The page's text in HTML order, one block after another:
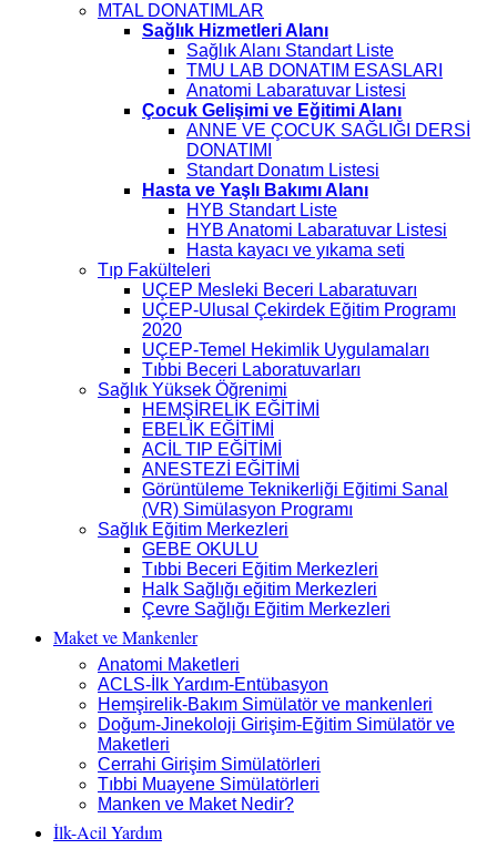
MTAL DONATIMLAR
Sağlık Hizmetleri Alanı
Sağlık Alanı Standart Liste
TMU LAB DONATIM ESASLARI
Anatomi Labaratuvar Listesi
Çocuk Gelişimi ve Eğitimi Alanı
ANNE VE ÇOCUK SAĞLIĞI DERSİ
DONATIMI
Standart Donatım Listesi
Hasta ve Yaşlı Bakımı Alanı
HYB Standart Liste
HYB Anatomi Labaratuvar Listesi
Hasta kayacı ve yıkama seti
Tıp Fakülteleri
UÇEP Mesleki Beceri Labaratuvarı
UÇEP-Ulusal Çekirdek Eğitim Programı
2020
UÇEP-Temel Hekimlik Uygulamaları
Tıbbi Beceri Laboratuvarları
Sağlık Yüksek Öğrenimi
HEMŞİRELİK EĞİTİMİ
EBELİK EĞİTİMİ
ACİL TIP EĞİTİMİ
ANESTEZİ EĞİTİMİ
Görüntüleme Teknikerliği Eğitimi Sanal
(VR) Simülasyon Programı
Sağlık Eğitim Merkezleri
GEBE OKULU
Tıbbi Beceri Eğitim Merkezleri
Halk Sağlığı eğitim Merkezleri
Çevre Sağlığı Eğitim Merkezleri
Maket ve Mankenler
Anatomi Maketleri
ACLS-İlk Yardım-Entübasyon
Hemşirelik-Bakım Simülatör ve mankenleri
Doğum-Jinekoloji Girişim-Eğitim Simülatör ve
Maketleri
Cerrahi Girişim Simülatörleri
Tıbbi Muayene Simülatörleri
Manken ve Maket Nedir?
İlk-Acil Yardım